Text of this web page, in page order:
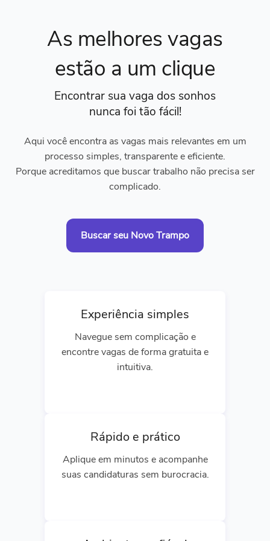
As melhores vagas
estão a um clique
Encontrar sua vaga dos sonhos
nunca foi tão fácil!
Aqui você encontra as vagas mais relevantes em um
processo simples, transparente e eficiente.
Porque acreditamos que buscar trabalho não precisa ser
complicado.
Buscar seu Novo Trampo
Experiência simples
Navegue sem complicação e
encontre vagas de forma gratuita e
intuitiva.
Rápido e prático
Aplique em minutos e acompanhe
suas candidaturas sem burocracia.